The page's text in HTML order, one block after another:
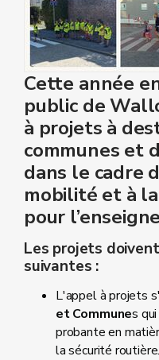
Cette année
public de
à projets à
communes et
dans le cadre
mobilité et à
pour
Les projets
suivantes :
L'appel à projets
et Communes
probante en
la sécurité routière.